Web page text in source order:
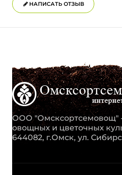
НАПИСАТЬ ОТЗЫВ
ООО "Омсксортсемовощ"
овощных и цветочных
644082, г.Омск, ул.